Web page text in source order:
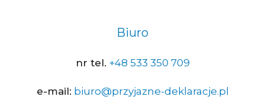
Biuro
nr tel. +48 533 350 709
e-mail: biuro@przyjazne-deklaracje.pl